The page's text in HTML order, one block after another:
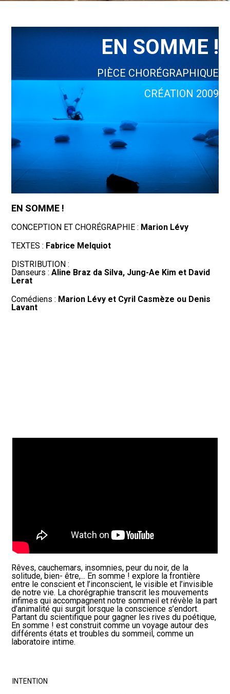
EN SOMME !
PIÈCE CHORÉGRAPHIQUE
CRÉATION 2009
EN SOMME !
CONCEPTION ET CHORÉGRAPHIE : Marion Lévy
TEXTES : Fabrice Melquiot
DISTRIBUTION :
Danseurs :Aline Braz da Silva, Jung-Ae Kim et David
Lerat
Comédiens : Marion Lévy et Cyril Casmèze ou Denis
Lavant
Rêves, cauchemars, insomnies, peur du noir, de la
solitude, bien- être,... En somme ! explore la frontière
entre le conscient et l’inconscient, le visible et l’invisible
de notre vie. La chorégraphie transcrit les mouvements
infimes qui accompagnent notre sommeil et révèle la part
d’animalité qui surgit lorsque la conscience s’endort.
Partant du scientifique pour gagner les rives du poétique,
En somme ! est construit comme un voyage autour des
différents états et troubles du sommeil, comme un
laboratoire intime.
INTENTION